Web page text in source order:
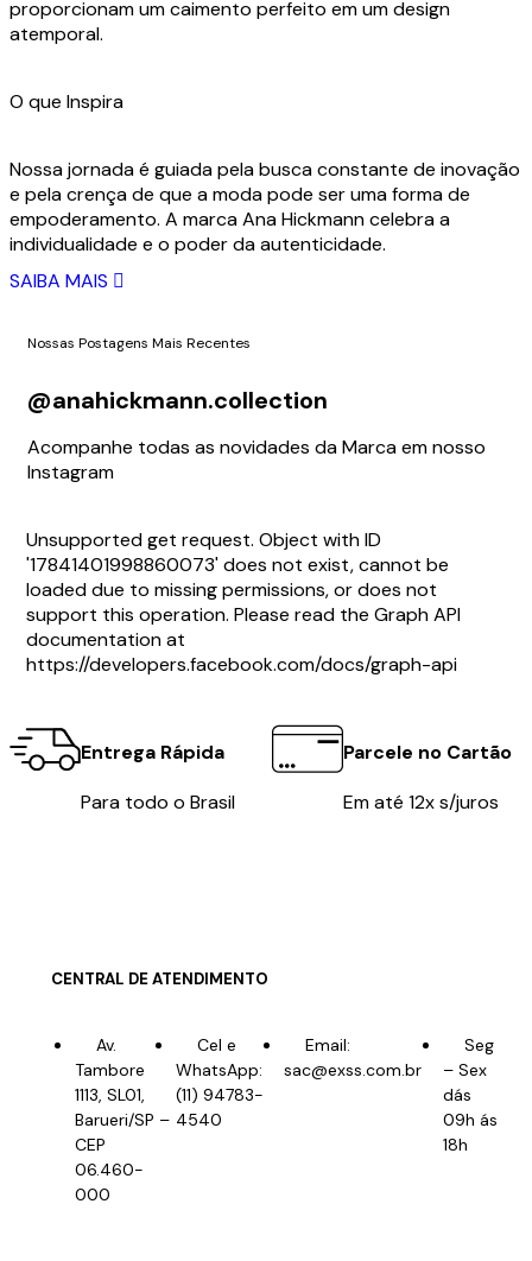
proporcionam um caimento perfeito em um design
atemporal.
O que Inspira
Nossa jornada é guiada pela busca constante de inovação
e pela crença de que a moda pode ser uma forma de
empoderamento. A marca Ana Hickmann celebra a
individualidade e o poder da autenticidade.
SAIBA MAIS
Nossas Postagens Mais Recentes
@anahickmann.collection
Acompanhe todas as novidades da Marca em nosso
Instagram
Unsupported get request. Object with ID
'17841401998860073' does not exist, cannot be
loaded due to missing permissions, or does not
support this operation. Please read the Graph API
documentation at
https://developers.facebook.com/docs/graph-api
Entrega Rápida
Para todo o Brasil
Parcele no Cartão
Em até 12x s/juros
CENTRAL DE ATENDIMENTO
Av.
Tambore
1113, SL01,
Barueri/SP –
CEP
06.460-
000
Cel e
WhatsApp:
(11) 94783-
4540
Email:
sac@exss.com.br
Seg
– Sex
dás
09h ás
18h